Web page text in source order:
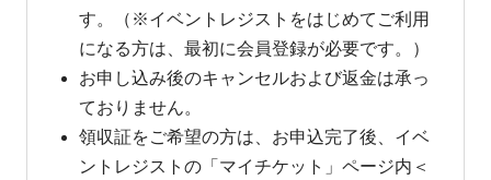
す。（※イベントレジストをはじめてご利用
になる方は、最初に会員登録が必要です。）
お申し込み後のキャンセルおよび返金は承っ
ておりません。
領収証をご希望の方は、お申込完了後、イベ
ントレジストの「マイチケット」ページ内＜